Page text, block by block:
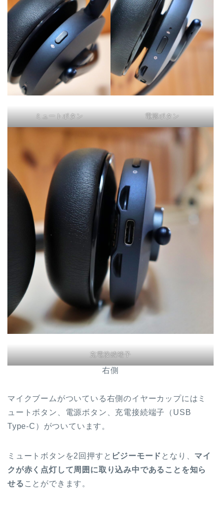
ミュートボタン 電源ボタン
充電接続端子
右側
マイクブームがついている右側のイヤーカップにはミ
ュートボタン、電源ボタン、充電接続端子（USB
Type-C）がついています。
ミュートボタンを2回押すと ビジーモード となり、 マイ
クが赤く点灯して周囲に取り込み中であることを知ら
せる ことができます。